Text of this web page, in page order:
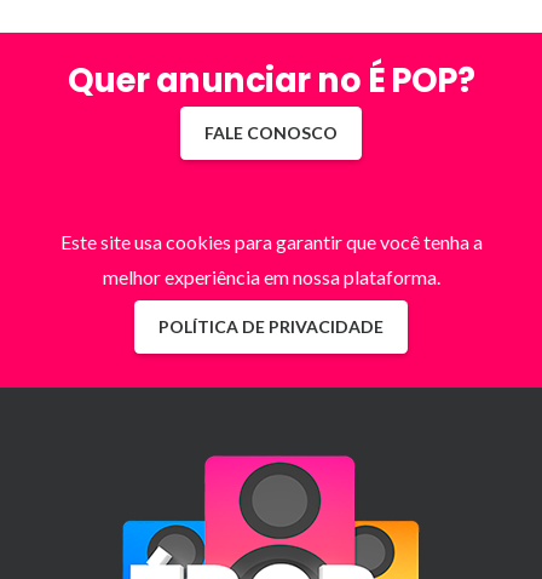
Quer anunciar no É POP?
FALE CONOSCO
Este site usa cookies para garantir que você tenha a
melhor experiência em nossa plataforma.
POLÍTICA DE PRIVACIDADE